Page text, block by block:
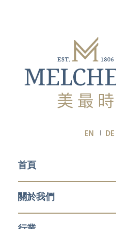
EN DE
首頁
關於我們
關於我們
職業生涯